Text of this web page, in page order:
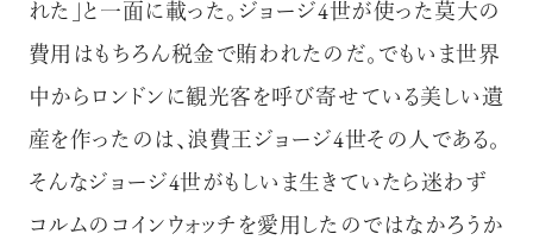
れた」と一面に載った。ジョージ4世が使った莫大の
費用はもちろん税金で賄われたのだ。でもいま世界
中からロンドンに観光客を呼び寄せている美しい遺
産を作ったのは、浪費王ジョージ4世その人である。
そんなジョージ4世がもしいま生きていたら迷わず
コルムのコインウォッチを愛用したのではなかろうか